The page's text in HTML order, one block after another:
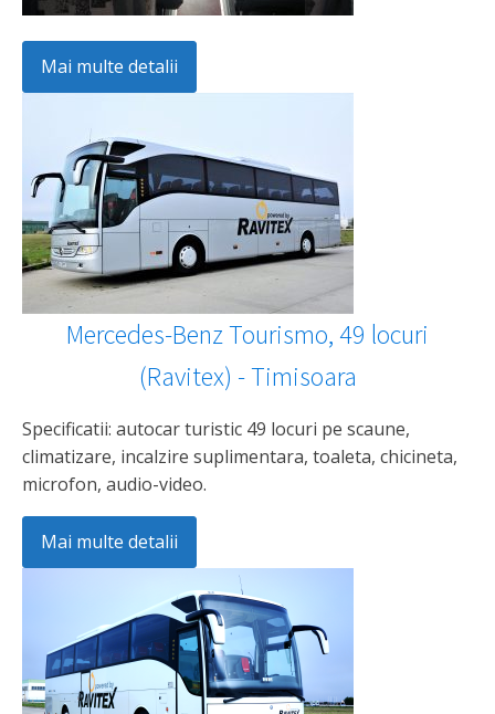
Mai multe detalii
Mercedes-Benz Tourismo, 49 locuri
(Ravitex) - Timisoara
Specificatii: autocar turistic 49 locuri pe scaune,
climatizare, incalzire suplimentara, toaleta, chicineta,
microfon, audio-video.
Mai multe detalii